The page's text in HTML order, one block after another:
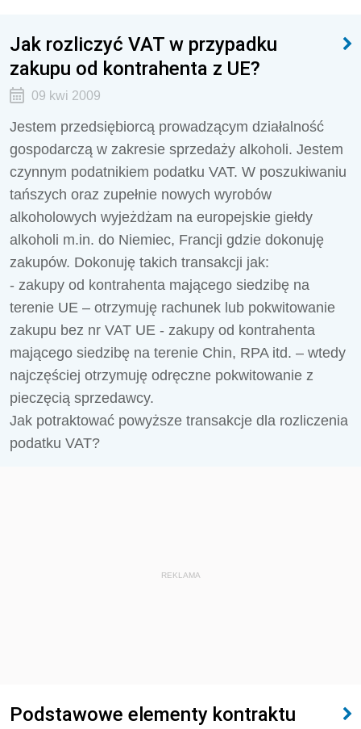
Jak rozliczyć VAT w przypadku
zakupu od kontrahenta z UE?
09 kwi 2009
Jestem przedsiębiorcą prowadzącym działalność
gospodarczą w zakresie sprzedaży alkoholi. Jestem
czynnym podatnikiem podatku VAT. W poszukiwaniu
tańszych oraz zupełnie nowych wyrobów
alkoholowych wyjeżdżam na europejskie giełdy
alkoholi m.in. do Niemiec, Francji gdzie dokonuję
zakupów. Dokonuję takich transakcji jak:
- zakupy od kontrahenta mającego siedzibę na
terenie UE – otrzymuję rachunek lub pokwitowanie
zakupu bez nr VAT UE - zakupy od kontrahenta
mającego siedzibę na terenie Chin, RPA itd. – wtedy
najczęściej otrzymuję odręczne pokwitowanie z
pieczęcią sprzedawcy.
Jak potraktować powyższe transakcje dla rozliczenia
podatku VAT?
REKLAMA
Podstawowe elementy kontraktu